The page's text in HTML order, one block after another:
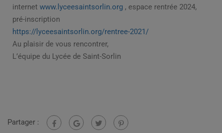
internet www.lyceesaintsorlin.org , espace rentrée 2024,
pré-inscription
https://lyceesaintsorlin.org/rentree-2021/
Au plaisir de vous rencontrer,
L’équipe du Lycée de Saint-Sorlin
Partager :